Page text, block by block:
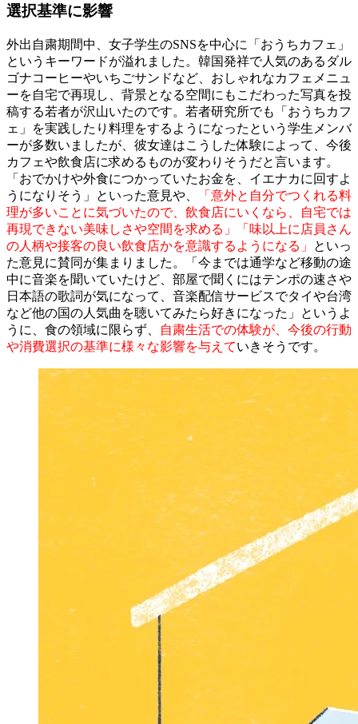
選択基準に影響
外出自粛期間中、女子学生のSNSを中心に「おうちカフェ」
というキーワードが溢れました。韓国発祥で人気のあるダル
ゴナコーヒーやいちごサンドなど、おしゃれなカフェメニュ
ーを自宅で再現し、背景となる空間にもこだわった写真を投
稿する若者が沢山いたのです。若者研究所でも「おうちカフ
ェ」を実践したり料理をするようになったという学生メンバ
ーが多数いましたが、彼女達はこうした体験によって、今後
カフェや飲食店に求めるものが変わりそうだと言います。
「おでかけや外食につかっていたお金を、イエナカに回すよ
うになりそう」といった意見や、
「意外と自分でつくれる料
理が多いことに気づいたので、飲食店にいくなら、自宅では
再現できない美味しさや空間を求める」「味以上に店員さん
の人柄や接客の良い飲食店かを意識するようになる」
といっ
た意見に賛同が集まりました。「今までは通学など移動の途
中に音楽を聞いていたけど、部屋で聞くにはテンポの速さや
日本語の歌詞が気になって、音楽配信サービスでタイや台湾
など他の国の人気曲を聴いてみたら好きになった」というよ
うに、食の領域に限らず、
自粛生活での体験が、今後の行動
や消費選択の基準に様々な影響を与えていきそうです。